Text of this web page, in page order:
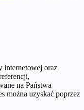
internetowej oraz
na Państwa
można uzyskać poprzez